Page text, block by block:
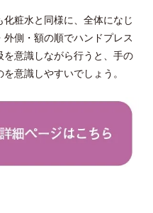
粧水と同様に、全体になじ
外側・額の順でハンドプレス
を意識しながら行うと、手の
意識しやすいでしょう。